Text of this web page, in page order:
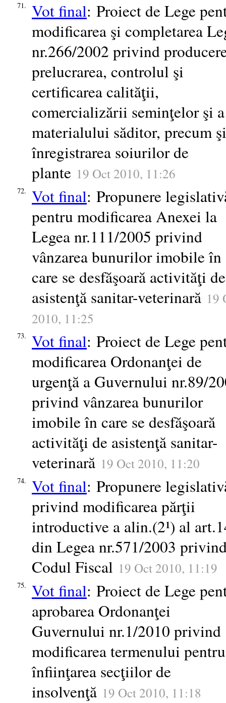
71. Vot final: Proiect de Lege
modificarea şi completarea
nr.266/2002 privind
prelucrarea, controlul şi
certificarea calităţii,
comercializării seminţelor şi a
materialului săditor, precum şi
înregistrarea soiurilor de
plante 19 Oct 2010, 11:26
72. Vot final: Propunere
pentru modificarea Anexei la
Legea nr.111/2005 privind
vânzarea bunurilor imobile în
care se desfăşoară activităţi de
asistenţă sanitar-veterinară 19
2010, 11:25
73. Vot final: Proiect de Lege
modificarea Ordonanţei de
urgenţă a Guvernului nr.89/
privind vânzarea bunurilor
imobile în care se desfăşoară
activităţi de asistenţă sanitar-
veterinară 19 Oct 2010, 11:20
74. Vot final: Propunere
privind modificarea părţii
introductive a alin.(2¹) al
din Legea nr.571/2003
Codul Fiscal 19 Oct 2010, 11:19
75. Vot final: Proiect de Lege
aprobarea Ordonanţei
Guvernului nr.1/2010 privind
modificarea termenului pentru
înfiinţarea secţiilor de
insolvenţă 19 Oct 2010, 11:18